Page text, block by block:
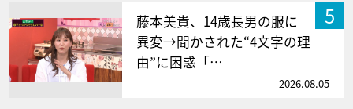
5
藤本美貴、14歳長男の服に
異変→聞かされた“4文字の理
由”に困惑「…
2026.08.05